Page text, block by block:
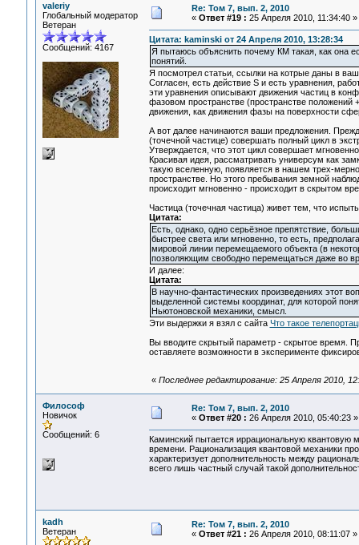
valeriy
Глобальный модератор
Ветеран
Сообщений: 4167
Re: Том 7, вып. 2, 2010
« Ответ #19 : 25 Апреля 2010, 11:34:40 »
Цитата: kaminski от 24 Апреля 2010, 13:28:34
Я пытаюсь объяснить почему КМ такая, как она
понятий.
Я посмотрел статьи, ссылки на котрые даны в
Согласен, есть действие S и есть уравнения,
эти уравнения описывают движения частиц в
фазовом пространстве (пространстве
движения, как движения фазы на поверхности
А вот далее начинаются ваши предложения.
(точечной частице) совершать полный цикл в
Утверждается, что этот цикл совершает
Красивая идея, рассматривать универсум как
такую вселенную, появляется в нашем трех-
пространстве. Но этого пребывания земной
происходит мгновенно - происходит в скрытом
Частица (точечная частица) живет тем, что
Цитата:
Есть, однако, одно серьёзное препятствие,
быстрее света или мгновенно, то есть,
мировой линии перемещаемого объекта (в
позволяющим свободно перемещаться даже во
И далее:
Цитата:
В научно-фантастических произведениях этот
выделенной системы координат, для которой
Ньютоновской механики, смысл.
Эти выдержки я взял с сайта Что такое
Вы вводите скрытый параметр - скрытое время.
оставляете возможности в эксперименте
« Последнее редактирование: 25 Апреля 2010,
Философ
Новичок
Сообщений: 6
Re: Том 7, вып. 2, 2010
« Ответ #20 : 26 Апреля 2010, 05:40:23 »
Каминский пытается иррациональную квантовую
времени. Рационализация квантовой механики
характеризует дополнительность между
всего лишь частный случай такой
kadh
Ветеран
Re: Том 7, вып. 2, 2010
« Ответ #21 : 26 Апреля 2010, 08:11:07 »